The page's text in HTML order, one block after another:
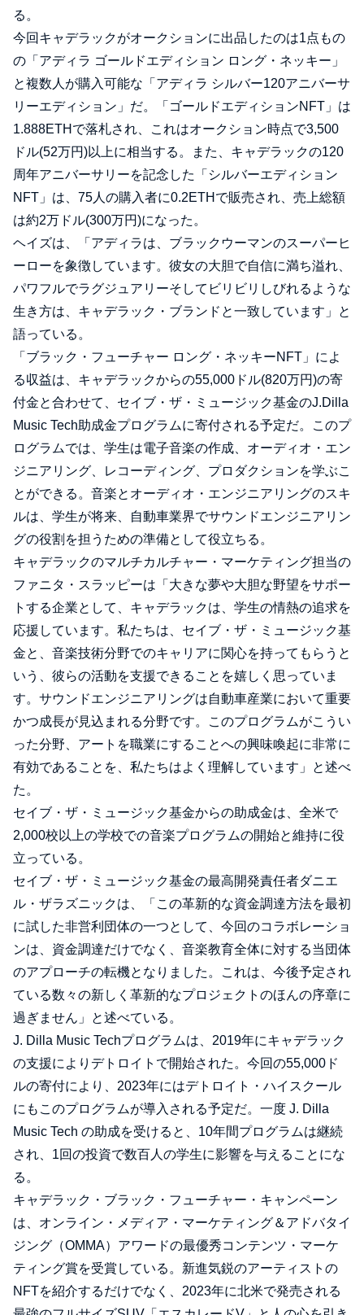
る。
今回キャデラックがオークションに出品したのは1点もの
の「アディラ ゴールドエディション ロング・ネッキー」
と複数人が購入可能な「アディラ シルバー120アニバーサ
リーエディション」だ。「ゴールドエディションNFT」は
1.888ETHで落札され、これはオークション時点で3,500
ドル(52万円)以上に相当する。また、キャデラックの120
周年アニバーサリーを記念した「シルバーエディション
NFT」は、75人の購入者に0.2ETHで販売され、売上総額
は約2万ドル(300万円)になった。
ヘイズは、「アディラは、ブラックウーマンのスーパーヒ
ーローを象徴しています。彼女の大胆で自信に満ち溢れ、
パワフルでラグジュアリーそしてビリビリしびれるような
生き方は、キャデラック・ブランドと一致しています」と
語っている。
「ブラック・フューチャー ロング・ネッキーNFT」によ
る収益は、キャデラックからの55,000ドル(820万円)の寄
付金と合わせて、セイブ・ザ・ミュージック基金のJ.Dilla
Music Tech助成金プログラムに寄付される予定だ。このプ
ログラムでは、学生は電子音楽の作成、オーディオ・エン
ジニアリング、レコーディング、プロダクションを学ぶこ
とができる。音楽とオーディオ・エンジニアリングのスキ
ルは、学生が将来、自動車業界でサウンドエンジニアリン
グの役割を担うための準備として役立ちる。
キャデラックのマルチカルチャー・マーケティング担当の
ファニタ・スラッピーは「大きな夢や大胆な野望をサポー
トする企業として、キャデラックは、学生の情熱の追求を
応援しています。私たちは、セイブ・ザ・ミュージック基
金と、音楽技術分野でのキャリアに関心を持ってもらうと
いう、彼らの活動を支援できることを嬉しく思っていま
す。サウンドエンジニアリングは自動車産業において重要
かつ成長が見込まれる分野です。このプログラムがこうい
った分野、アートを職業にすることへの興味喚起に非常に
有効であることを、私たちはよく理解しています」と述べ
た。
セイブ・ザ・ミュージック基金からの助成金は、全米で
2,000校以上の学校での音楽プログラムの開始と維持に役
立っている。
セイブ・ザ・ミュージック基金の最高開発責任者ダニエ
ル・ザラズニックは、「この革新的な資金調達方法を最初
に試した非営利団体の一つとして、今回のコラボレーショ
ンは、資金調達だけでなく、音楽教育全体に対する当団体
のアプローチの転機となりました。これは、今後予定され
ている数々の新しく革新的なプロジェクトのほんの序章に
過ぎません」と述べている。
J. Dilla Music Techプログラムは、2019年にキャデラック
の支援によりデトロイトで開始された。今回の55,000ド
ルの寄付により、2023年にはデトロイト・ハイスクール
にもこのプログラムが導入される予定だ。一度 J. Dilla
Music Tech の助成を受けると、10年間プログラムは継続
され、1回の投資で数百人の学生に影響を与えることにな
る。
キャデラック・ブラック・フューチャー・キャンペーン
は、オンライン・メディア・マーケティング＆アドバタイ
ジング（OMMA）アワードの最優秀コンテンツ・マーケ
ティング賞を受賞している。新進気鋭のアーティストの
NFTを紹介するだけでなく、2023年に北米で発売される